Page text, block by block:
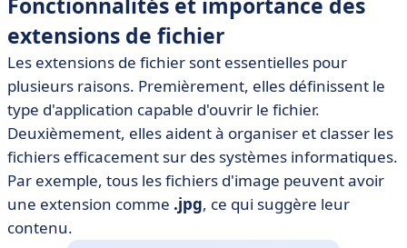
extensions de fichier
Les extensions de fichier sont essentielles pour
plusieurs raisons. Premièrement, elles définissent le
type d'application capable d'ouvrir le fichier.
Deuxièmement, elles aident à organiser et classer les
fichiers efficacement sur des systèmes informatiques.
Par exemple, tous les fichiers d'image peuvent avoir
une extension comme .jpg, ce qui suggère leur
contenu.